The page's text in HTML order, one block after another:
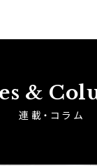
&
連載・コラム